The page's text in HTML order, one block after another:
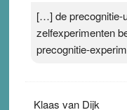
[…] de precognitie-
zelfexperimenten
precognitie-
Klaas van Dijk